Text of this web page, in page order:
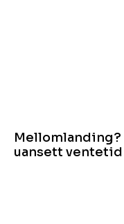
Mellomlanding?
uansett ventetid